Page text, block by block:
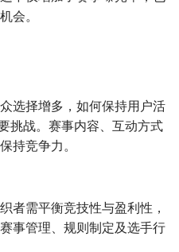
会。
选择增多，如何保持用户活
挑战。赛事内容、互动方式
持竞争力。
者需平衡竞技性与盈利性，
事管理、规则制定及选手行